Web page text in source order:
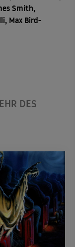
Smith,
Max Bird-
DES